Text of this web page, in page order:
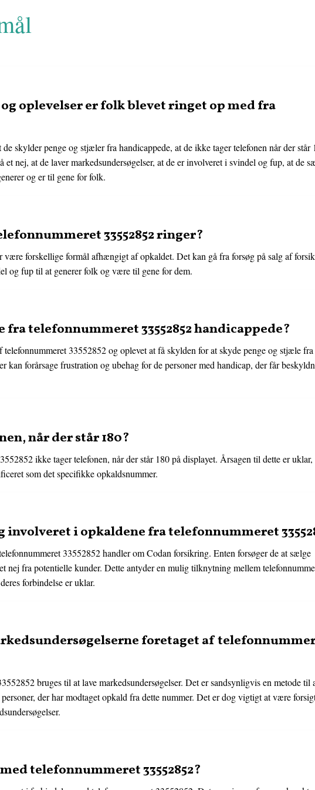
oplevelser er folk blevet ringet op med fra
skylder penge og stjæler fra handicappede, at de ikke tager telefonen når der står
nej, at de laver markedsundersøgelser, at de er involveret i svindel og fup, at de
og er til gene for folk.
33552852 ringer?
være forskellige formål afhængigt af opkaldet. Det kan gå fra forsøg på salg af
og fup til at generer folk og være til gene for dem.
telefonnummeret 33552852 handicappede?
33552852 og oplevet at få skylden for at skyde penge og stjæle fra
kan forårsage frustration og ubehag for de personer med handicap, der får
når der står 180?
ikke tager telefonen, når der står 180 på displayet. Årsagen til dette er uklar,
som det specifikke opkaldsnummer.
i opkaldene fra telefonnummeret
33552852 handler om Codan forsikring. Enten forsøger de at sælge
nej fra potentielle kunder. Dette antyder en mulig tilknytning mellem
forbindelse er uklar.
foretaget af
bruges til at lave markedsundersøgelser. Det er sandsynligvis en metode til
der har modtaget opkald fra dette nummer. Det er dog vigtigt at være
telefonnummeret 33552852?